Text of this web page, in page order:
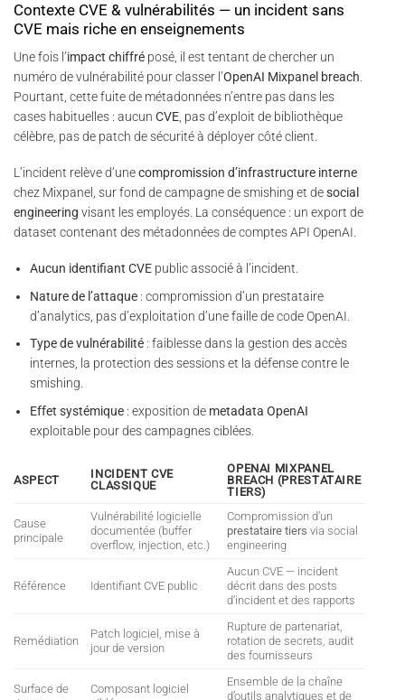
Contexte CVE & vulnérabilités — un incident sans
CVE mais riche en enseignements
Une fois l’impact chiffré posé, il est tentant de chercher un
numéro de vulnérabilité pour classer l’OpenAI Mixpanel breach
Pourtant, cette fuite de métadonnées n’entre pas dans les
cases habituelles : aucun CVE , pas d’exploit de bibliothèque
célèbre, pas de patch de sécurité à déployer côté client.
L’incident relève d’unecompromission d’infrastructure interne
chez Mixpanel, sur fond de campagne de smishing et desocial
engineering visant les employés. La conséquence : un export de
dataset contenant des métadonnées de comptes API OpenAI.
Aucun identifiant CVE public associé à l’incident.
Nature de l’attaque : compromission d’un prestataire
d’analytics, pas d’exploitation d’une faille de code OpenAI.
Type de vulnérabilité : faiblesse dans la gestion des accès
internes, la protection des sessions et la défense contre le
smishing.
Effet systémique : exposition de metadata OpenAI
exploitable pour des campagnes ciblées.
ASPECT
INCIDENT CVE
CLASSIQUE
OPENAI MIXPANEL
BREACH (PRESTATAIRE
TIERS)
Cause
principale
Vulnérabilité logicielle
documentée (buffer
overflow, injection, etc.)
Compromission d’un
prestataire tiers via social
engineering
Référence Identifiant CVE public
Aucun CVE — incident
décrit dans des posts
d’incident et des rapports
Remédiation
Patch logiciel, mise à
jour de version
Rupture de partenariat,
rotation de secrets, audit
des fournisseurs
Surface de
Composant logiciel
Ensemble de la chaîne
d’outils analytiques et de